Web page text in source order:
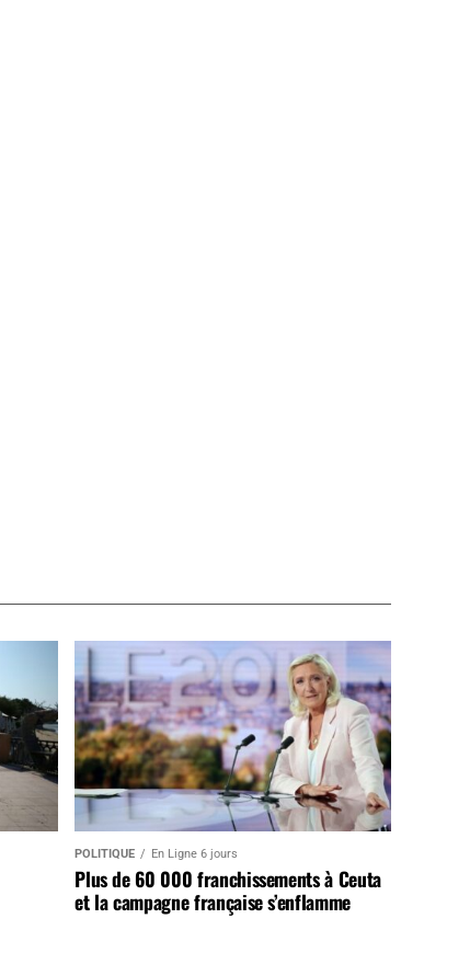
POLITIQUE En Ligne 6 jours
Plus de 60 000 franchissements à Ceuta
et la campagne française s’enflamme